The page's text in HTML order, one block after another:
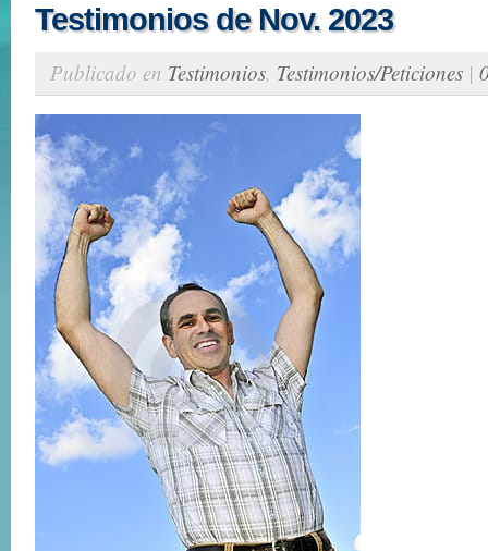
Testimonios de Nov. 2023
Publicado en Testimonios, Testimonios/Peticiones |